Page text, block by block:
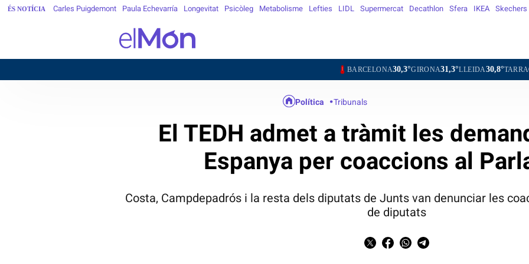
ÉS NOTÍCIA Carles Puigdemont Paula Echevarría Longevitat Psicòleg Metabolisme Lefties LIDL Supermercat Decathlon Sfera IKEA Skechers
30,3°GIRONA31,3°LLEIDA30,8°TARRAGONA29,3°
Política Tribunals
El TEDH admet a tràmit les
Espanya per coaccions al
Costa, Campdepadrós i la resta dels diputats de Junts van denunciar les
de diputats